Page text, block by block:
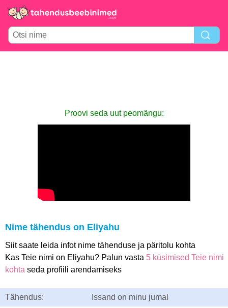
Proovi seda uut peomängu:
Nime tähendus on Eliyahu
Siit saate leida infot nime tähenduse ja päritolu kohta
Kas Teie nimi on Eliyahu? Palun vasta 5 küsimised Teie nimi
kohta seda profiili arendamiseks
Tähendus: Issand on minu jumal